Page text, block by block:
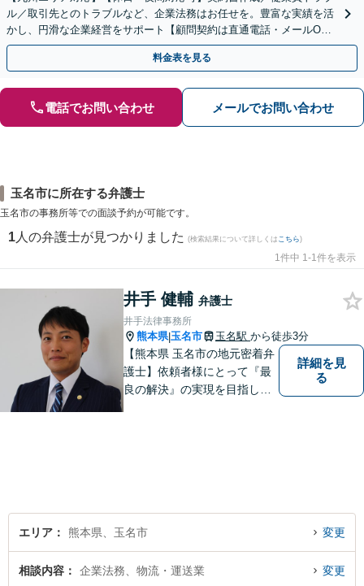
ル／取引先とのトラブルなど、企業法務はお任せを。豊富な実績を活
かし、円滑な企業経営をサポート【顧問契約は直通電話・メールO
K】【不動産・介護業界に精通】手ごろなな料金プランあり
料金表を見る
電話でお問い合わせ メールでお問い合わせ
玉名市に所在する弁護士
玉名市の事務所等での面談予約が可能です。
1 人の弁護士が見つかりました (検索結果について詳しくは こちら)
1件中 1-1件を表示
井手 健輔 弁護士
井手法律事務所
熊本県|玉名市 玉名駅 から徒歩3分
【熊本県 玉名市の地元密着弁
護士】依頼者様にとって『最
良の解決』の実現を目指しま
詳細を見
る
エリア 熊本県、玉名市 変更
相談内容 企業法務、物流・運送業 変更